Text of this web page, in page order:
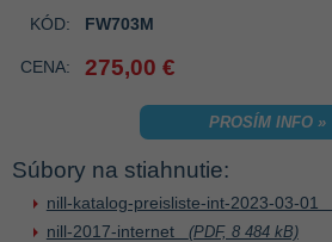
KÓD: FW703M
CENA: 275,00 €
PROSÍM INFO »
Súbory na stiahnutie:
nill-katalog-preisliste-int-2023-03-01
nill-2017-internet (PDF, 8 484 kB)